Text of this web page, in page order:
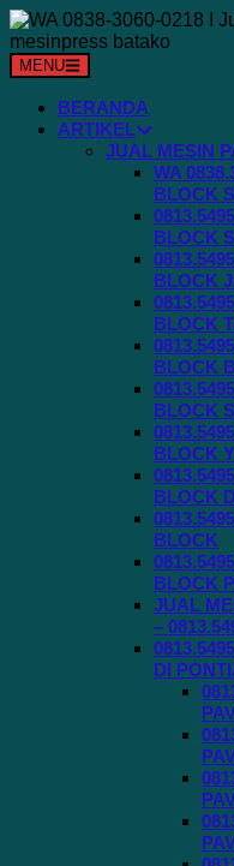
Langsung
ke
konten
MENU
BERANDA
ARTIKEL
JUAL MESIN
WA
BLOCK
BLOCK
BLOCK
BLOCK
BLOCK
BLOCK
BLOCK
BLOCK
BLOCK
BLOCK
JUAL
–
DI